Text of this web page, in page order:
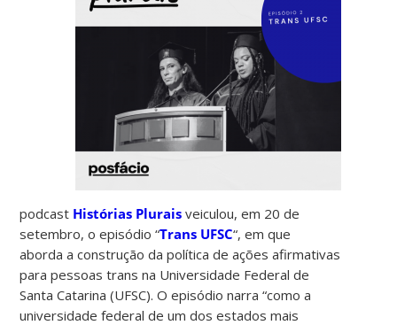
podcast Histórias Plurais veiculou, em 20 de
setembro, o episódio “Trans UFSC“, em que
aborda a construção da política de ações afirmativas
para pessoas trans na Universidade Federal de
Santa Catarina (UFSC). O episódio narra “como a
universidade federal de um dos estados mais